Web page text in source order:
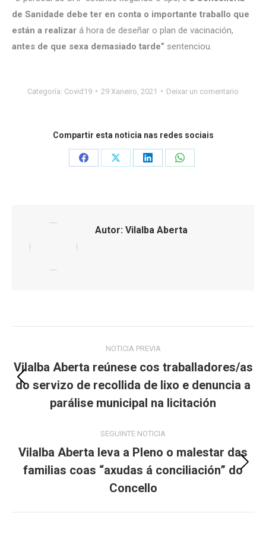
de Sanidade debe ter en conta o importante traballo que
están a realizar á hora de deseñar o plan de vacinación,
antes de que sexa demasiado tarde” sentenciou.
Categoría: Covid19 29 Xaneiro, 2021 Deixar un comentario
Compartir esta noticia nas redes sociais
Share
Share
Share
Share
Autor: Vilalba Aberta
navigation
NOTICIA PREVIA
Previous
post:
Vilalba Aberta reúnese cos traballadores/as
do servizo de recollida de lixo e denuncia a
parálise municipal na licitación
SEGUINTE NOTICIA
Next
post:
Vilalba Aberta leva a Pleno o malestar das
familias coas “axudas á conciliación” do
Concello